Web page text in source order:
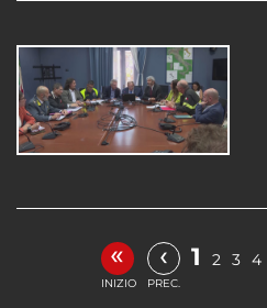
«
INIZIO
‹
PREC.
1 2 3 4